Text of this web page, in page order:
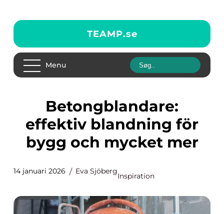
TEAMP.se
Menu
Betongblandare:
effektiv blandning för
bygg och mycket mer
14 januari 2026 Eva Sjöberg
Inspiration